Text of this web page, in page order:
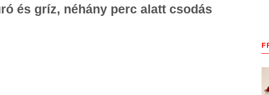
és gríz, néhány perc alatt csodás